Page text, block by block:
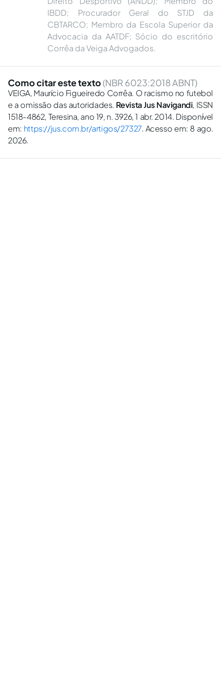
IBDD; Procurador Geral do STJD da
CBTARCO; Membro da Escola Superior da
Advocacia da AATDF; Sócio do escritório
Corrêa da Veiga Advogados.
Como citar este texto (NBR 6023:2018 ABNT)
VEIGA, Maurício Figueiredo Corrêa. O racismo no futebol
e a omissão das autoridades. Revista Jus Navigandi, ISSN
1518-4862, Teresina, ano 19, n. 3926, 1 abr. 2014. Disponível
em: https://jus.com.br/artigos/27327. Acesso em: 8 ago.
2026.